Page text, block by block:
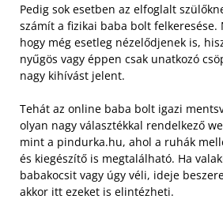
Pedig sok esetben az elfoglalt
számít a fizikai baba bolt felkeresése.
hogy még esetleg nézelődjenek is,
nyűgös vagy éppen csak unatkozó
nagy kihívást jelent.
Tehát az online baba bolt igazi
olyan nagy választékkal rendelkező
mint a pindurka.hu, ahol a ruhák
és kiegészítő is megtalálható. Ha
babakocsit vagy úgy véli, ideje
akkor itt ezeket is elintézheti.